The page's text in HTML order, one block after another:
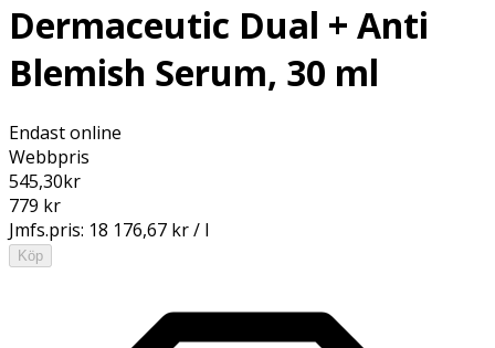
Dermaceutic Dual + Anti
Blemish Serum, 30 ml
Endast online
Webbpris
545,30kr
779 kr
Jmfs.pris: 18 176,67 kr / l
Köp